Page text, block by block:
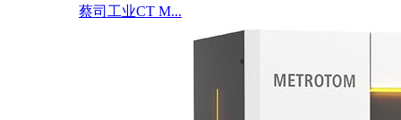
蔡司工业CT M...